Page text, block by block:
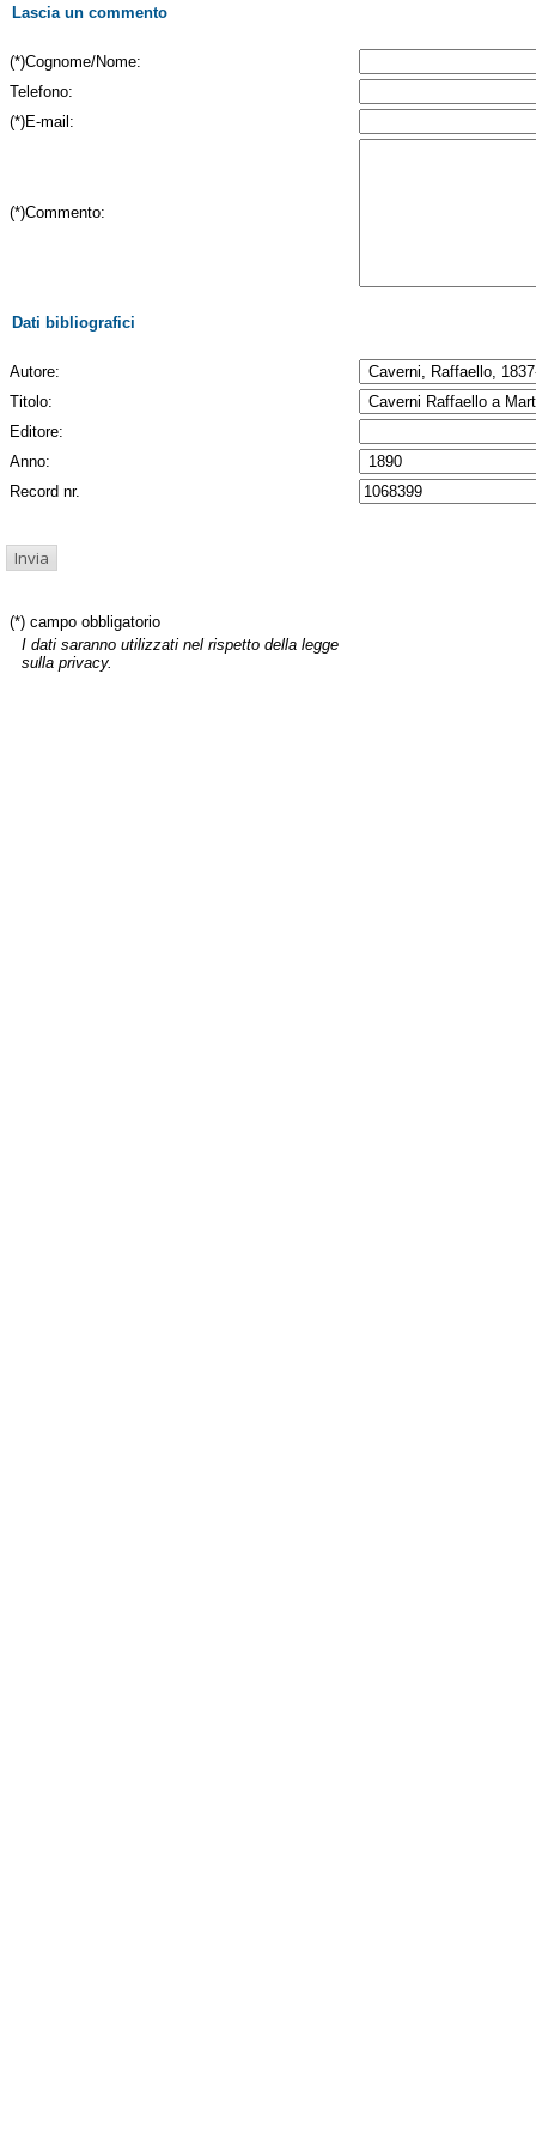
Lascia un commento
(*)Cognome/Nome:
Telefono:
(*)E-mail:
(*)Commento:
Dati bibliografici
Autore:
Titolo:
Editore:
Anno:
Record nr.
(*) campo obbligatorio
I dati saranno utilizzati nel rispetto della legge
sulla privacy.